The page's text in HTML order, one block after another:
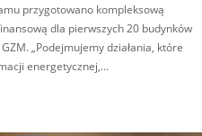
przygotowano kompleksową
dla pierwszych 20 budynków
„Podejmujemy działania, które
energetycznej,…